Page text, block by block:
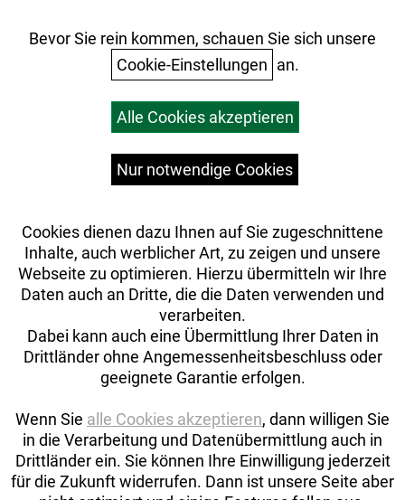
Ihr Einkauf
Versandkosten
Bevor Sie rein kommen, schauen Sie sich unsere
Cookie-Einstellungen an.
Alle Cookies akzeptieren
Nur notwendige Cookies
Cookies dienen dazu Ihnen auf Sie zugeschnittene
Inhalte, auch werblicher Art, zu zeigen und unsere
Webseite zu optimieren. Hierzu übermitteln wir Ihre
Daten auch an Dritte, die die Daten verwenden und
verarbeiten.
Dabei kann auch eine Übermittlung Ihrer Daten in
Drittländer ohne Angemessenheitsbeschluss oder
geeignete Garantie erfolgen.
Wenn Sie alle Cookies akzeptieren, dann willigen Sie
in die Verarbeitung und Datenübermittlung auch in
Drittländer ein. Sie können Ihre Einwilligung jederzeit
für die Zukunft widerrufen. Dann ist unsere Seite aber
Auftrag widerrufen